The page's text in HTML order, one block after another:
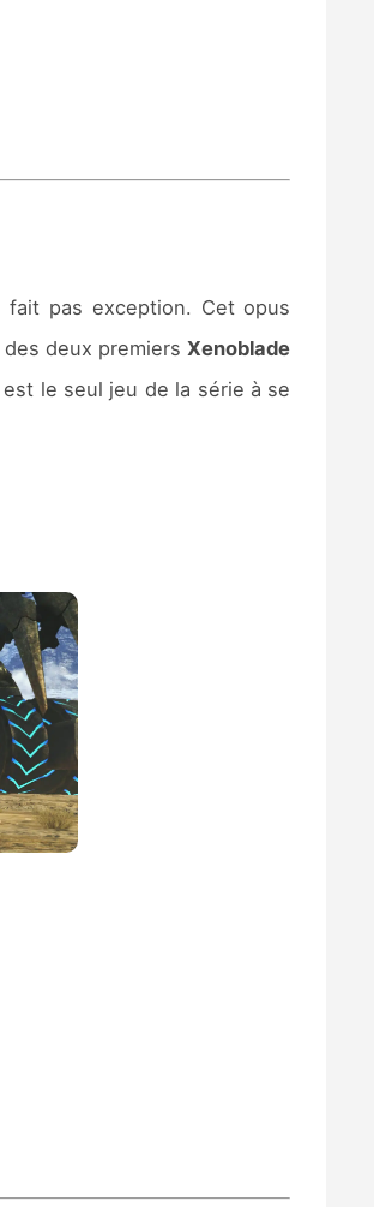
fait pas exception. Cet opus
des deux premiersXenoblade
est le seul jeu de la série à se